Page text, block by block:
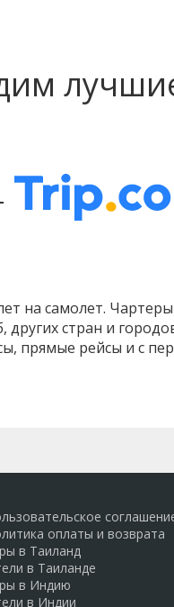
на самолет.
стран и
прямые рейсы и с
оплаты и возврата
в Таиланд
в Таиланде
в Индию
в Индии